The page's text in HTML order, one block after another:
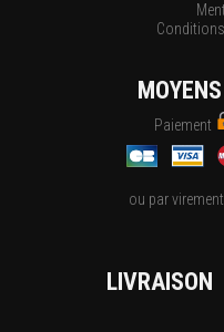
Paiement
ou par
LIVRAISON